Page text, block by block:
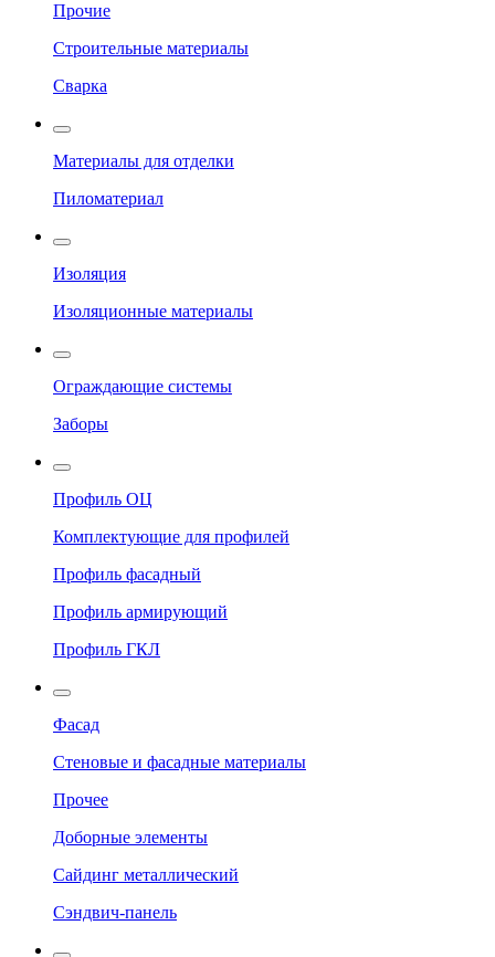
Прочие
Строительные материалы
Сварка
Материалы для отделки
Пиломатериал
Изоляция
Изоляционные материалы
Ограждающие системы
Заборы
Профиль ОЦ
Комплектующие для профилей
Профиль фасадный
Профиль армирующий
Профиль ГКЛ
Фасад
Стеновые и фасадные материалы
Прочее
Доборные элементы
Сайдинг металлический
Сэндвич-панель